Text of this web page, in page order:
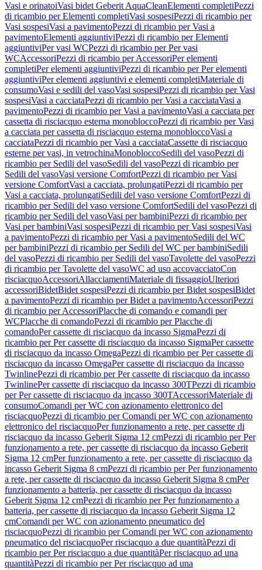
Vasi e orinatoiVasi bidet Geberit AquaCleanElementi completiPezzi
di ricambio per Elementi completiVasi sospesiPezzi di ricambio per
Vasi sospesiVasi a pavimentoPezzi di ricambio per Vasi a
pavimentoElementi aggiuntiviPezzi di ricambio per Elementi
aggiuntiviPer vasi WCPezzi di ricambio per Per vasi
WCAccessoriPezzi di ricambio per AccessoriPer elementi
completiPer elementi aggiuntiviPezzi di ricambio per Per elementi
aggiuntiviPer elementi aggiuntivi e elementi completiMateriale di
consumoVasi e sedili del vasoVasi sospesiPezzi di ricambio per Vasi
sospesiVasi a cacciataPezzi di ricambio per Vasi a cacciataVasi a
pavimentoPezzi di ricambio per Vasi a pavimentoVasi a cacciata per
cassetta di risciacquo esterna monobloccoPezzi di ricambio per Vasi
a cacciata per cassetta di risciacquo esterna monobloccoVasi a
cacciataPezzi di ricambio per Vasi a cacciataCassette di risciacquo
esterne per vasi, in vetrochinaMonobloccoSedili del vasoPezzi di
ricambio per Sedili del vasoSedili del vasoPezzi di ricambio per
Sedili del vasoVasi versione ComfortPezzi di ricambio per Vasi
versione ComfortVasi a cacciata, prolungatiPezzi di ricambio per
Vasi a cacciata, prolungatiSedili del vaso versione ComfortPezzi di
ricambio per Sedili del vaso versione ComfortSedili del vasoPezzi di
ricambio per Sedili del vasoVasi per bambiniPezzi di ricambio per
Vasi per bambiniVasi sospesiPezzi di ricambio per Vasi sospesiVasi
a pavimentoPezzi di ricambio per Vasi a pavimentoSedili del WC
per bambiniPezzi di ricambio per Sedili del WC per bambiniSedili
del vasoPezzi di ricambio per Sedili del vasoTavolette del vasoPezzi
di ricambio per Tavolette del vasoWC ad uso accovacciatoCon
risciacquoAccessoriAllacciamentiMateriale di fissaggioUlteriori
accessoriBidetBidet sospesiPezzi di ricambio per Bidet sospesiBidet
a pavimentoPezzi di ricambio per Bidet a pavimentoAccessoriPezzi
di ricambio per AccessoriPlacche di comando e comandi per
WCPlacche di comandoPezzi di ricambio per Placche di
comandoPer cassette di risciacquo da incasso SigmaPezzi di
ricambio per Per cassette di risciacquo da incasso SigmaPer cassette
di risciacquo da incasso OmegaPezzi di ricambio per Per cassette di
risciacquo da incasso OmegaPer cassette di risciacquo da incasso
TwinlinePezzi di ricambio per Per cassette di risciacquo da incasso
TwinlinePer cassette di risciacquo da incasso 300TPezzi di ricambio
per Per cassette di risciacquo da incasso 300TAccessoriMateriale di
consumoComandi per WC con azionamento elettronico del
risciacquoPezzi di ricambio per Comandi per WC con azionamento
elettronico del risciacquoPer funzionamento a rete, per cassette di
risciacquo da incasso Geberit Sigma 12 cmPezzi di ricambio per Per
funzionamento a rete, per cassette di risciacquo da incasso Geberit
Sigma 12 cmPer funzionamento a rete, per cassette di risciacquo da
incasso Geberit Sigma 8 cmPezzi di ricambio per Per funzionamento
a rete, per cassette di risciacquo da incasso Geberit Sigma 8 cmPer
funzionamento a batteria, per cassette di risciacquo da incasso
Geberit Sigma 12 cmPezzi di ricambio per Per funzionamento a
batteria, per cassette di risciacquo da incasso Geberit Sigma 12
cmComandi per WC con azionamento pneumatico del
risciacquoPezzi di ricambio per Comandi per WC con azionamento
pneumatico del risciacquoPer risciacquo a due quantitàPezzi di
ricambio per Per risciacquo a due quantitàPer risciacquo ad una
quantitàPezzi di ricambio per Per risciacquo ad una